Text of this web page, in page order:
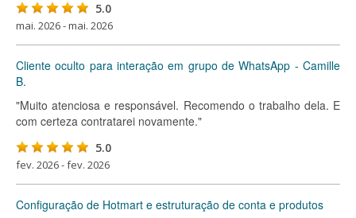
5.0
mai. 2026 - mai. 2026
Cliente oculto para interação em grupo de WhatsApp - Camille
B.
"Muito atenciosa e responsável. Recomendo o trabalho dela. E
com certeza contratarei novamente."
5.0
fev. 2026 - fev. 2026
Configuração de Hotmart e estruturação de conta e produtos